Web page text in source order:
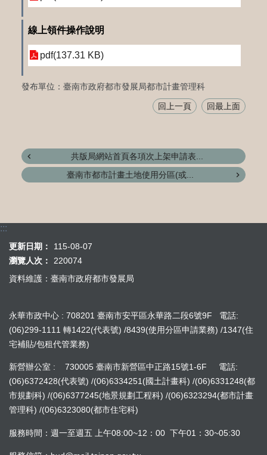
線上領件操作說明
pdf(137.31 KB)
發布單位：臺南市政府都市發展局都市計畫管理科
回上一頁 回最上面
共版局網站首頁各項次上架申請表...
臺南市都市計畫土地使用分區(或...
:::
更新日期：
115-08-07
瀏覽人次：
220074
資料維護：臺南市政府都市發展局
永華市政中心 : 708201 臺南市安平區永華路二段6號9F 電話:
(06)299-1111 轉1422(代表號) /8439(使用分區申請業務) /1347(住
宅補貼/包租代管業務)
新營辦公室 : 730005 臺南市新營區中正路15號1-6F 電話:
(06)6372428(代表號) /(06)6334251(國土計畫科) /(06)6331248(都
市規劃科) /(06)6377245(地景規劃工程科) /(06)6323294(都市計畫
管理科) /(06)6323080(都市住宅科)
服務時間：週一至週五 上午08:00~12：00 下午01：30~05:30